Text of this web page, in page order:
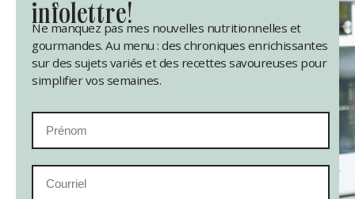
infolettre!
Ne manquez pas mes nouvelles nutritionnelles et
gourmandes. Au menu : des chroniques enrichissantes
sur des sujets variés et des recettes savoureuses pour
simplifier vos semaines.